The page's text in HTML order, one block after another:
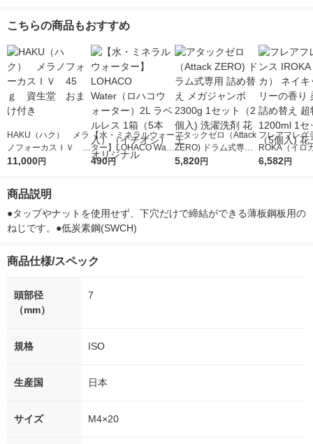
こちらの商品もおすすめ
HAKU（ハク） メラ
ノフォーカスＩＶ 4
5ｇ 資生堂 おまけ
11,000円
【水・ミネラルウォー
ター】LOHACO Wate
r（ロハコウォータ
490円
アタックゼロ（Attack
ZERO) ドラム式専用
詰め替え メガジャン
5,820円
フレアフレグ
ROKA（イロ
イキッドリリ
6,582円
商品説明
●タップやナットを使用せず、下穴だけで締結ができる薄板鋼板用の
ねじです。●低炭素鋼(SWCH)
商品仕様/スペック
頭部径
（mm）
7
規格 ISO
生産国 日本
サイズ M4×20